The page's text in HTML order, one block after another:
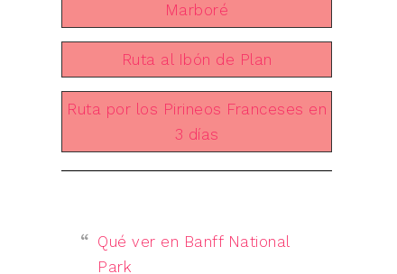
Marboré
Ruta al Ibón de Plan
Ruta por los Pirineos Franceses en
3 días
Qué ver en Banff National
Park